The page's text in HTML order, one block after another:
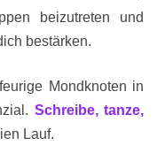
beizutreten und
bestärken.
Mondknoten in
Schreibe, tanze,
Lauf.